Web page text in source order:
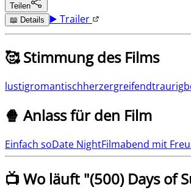
Teilen
📖 Details ▶️ Trailer
🥰 Stimmung des Films
lustigromantischherzergreifendtraurig
🍿 Anlass für den Film
Einfach soDate NightFilmabend mit
📺 Wo läuft "(500) Days of